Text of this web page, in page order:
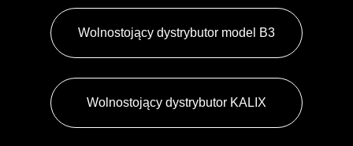
Wolnostojący dystrybutor model B3
Wolnostojący dystrybutor KALIX